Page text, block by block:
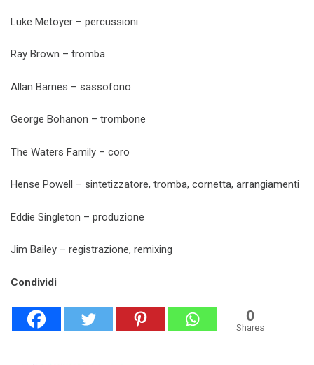
Luke Metoyer – percussioni
Ray Brown – tromba
Allan Barnes – sassofono
George Bohanon – trombone
The Waters Family – coro
Hense Powell – sintetizzatore, tromba, cornetta, arrangiamenti
Eddie Singleton – produzione
Jim Bailey – registrazione, remixing
Condividi
0
Shares